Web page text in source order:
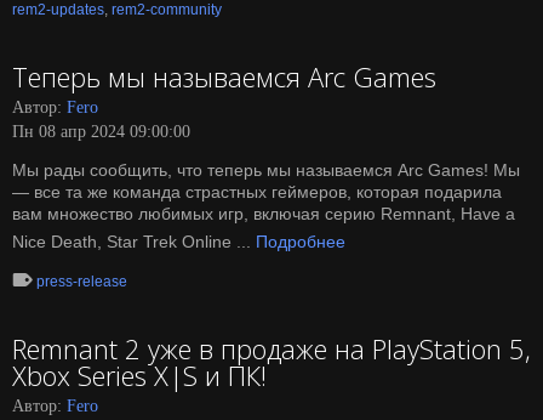
rem2-updates, rem2-community
Теперь мы называемся Arc Games
Автор: Fero
Пн 08 апр 2024 09:00:00
Мы рады сообщить, что теперь мы называемся Arc Games! Мы
— все та же команда страстных геймеров, которая подарила
вам множество любимых игр, включая серию Remnant, Have a
Nice Death, Star Trek Online ... Подробнее
press-release
Remnant 2 уже в продаже на PlayStation 5,
Xbox Series X|S и ПК!
Автор: Fero